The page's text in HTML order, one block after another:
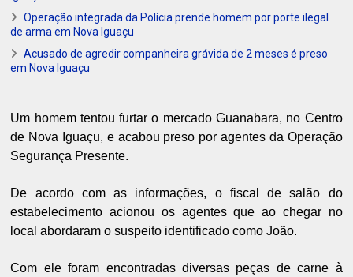
Operação integrada da Polícia prende homem por porte ilegal
de arma em Nova Iguaçu
Acusado de agredir companheira grávida de 2 meses é preso
em Nova Iguaçu
Um homem tentou furtar o mercado Guanabara, no Centro
de Nova Iguaçu, e acabou preso por agentes da Operação
Segurança Presente.
De acordo com as informações, o fiscal de salão do
estabelecimento acionou os agentes que ao chegar no
local abordaram o suspeito identificado como João.
Com ele foram encontradas diversas peças de carne à